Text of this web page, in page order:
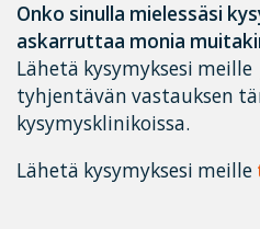
Onko sinulla mielessäsi
askarruttaa monia
Lähetä kysymyksesi
tyhjentävän vastauksen
kysymysklinikoissa.
Lähetä kysymyksesi meille